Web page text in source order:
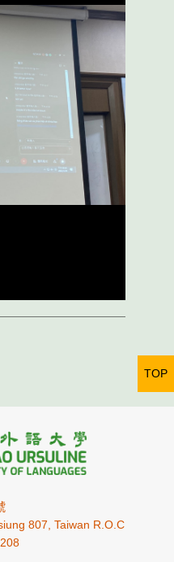
807, Taiwan R.O.C
TOP